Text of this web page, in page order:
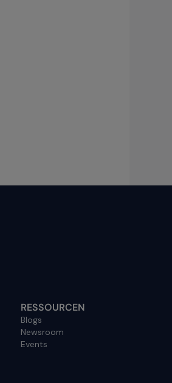
RESSOURCEN
Blogs
Newsroom
Events